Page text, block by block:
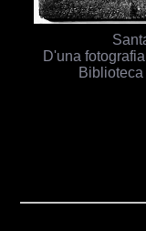
D'una